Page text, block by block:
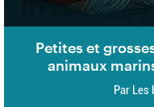
Petites et
animaux
Par Les